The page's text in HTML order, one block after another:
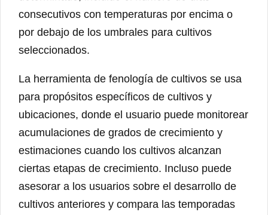
consecutivos con temperaturas por encima o
por debajo de los umbrales para cultivos
seleccionados.
La herramienta de fenología de cultivos se usa
para propósitos específicos de cultivos y
ubicaciones, donde el usuario puede monitorear
acumulaciones de grados de crecimiento y
estimaciones cuando los cultivos alcanzan
ciertas etapas de crecimiento. Incluso puede
asesorar a los usuarios sobre el desarrollo de
cultivos anteriores y compara las temporadas